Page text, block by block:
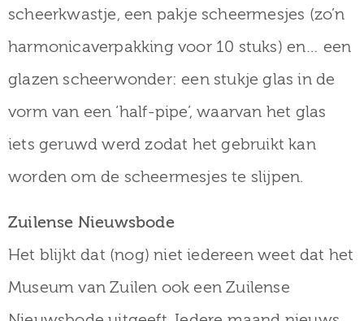
scheerkwastje, een pakje scheermesjes (zo’n
harmonicaverpakking voor 10 stuks) en… een
glazen scheerwonder: een stukje glas in de
vorm van een ‘half-pipe’, waarvan het glas
iets geruwd werd zodat het gebruikt kan
worden om de scheermesjes te slijpen.
Zuilense Nieuwsbode
Het blijkt dat (nog) niet iedereen weet dat het
Museum van Zuilen ook een Zuilense